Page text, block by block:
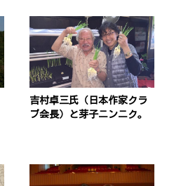
吉村卓三氏（日本作家クラ
ブ会長）と芽子ニンニク。